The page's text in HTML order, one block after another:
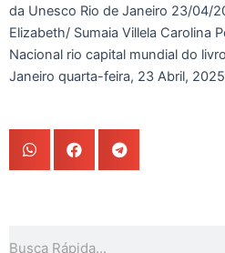
da Unesco Rio de Janeiro 23/04/
Elizabeth/ Sumaia Villela Carolina
Nacional rio capital mundial do
Janeiro quarta-feira, 23 Abril,